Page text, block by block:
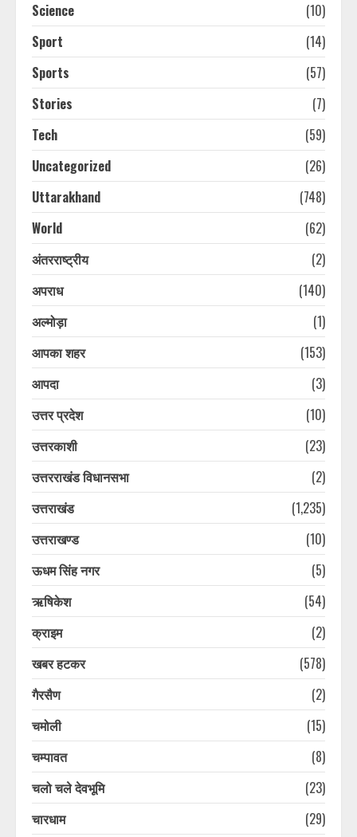
Science
(10)
Sport
(14)
Sports
(57)
Stories
(7)
Tech
(59)
Uncategorized
(26)
Uttarakhand
(748)
World
(62)
अंतरराष्ट्रीय
(2)
अपराध
(140)
अल्मोड़ा
(1)
आपका शहर
(153)
आपदा
(3)
उत्तर प्रदेश
(10)
उत्तरकाशी
(23)
उत्तरराखंड विधानसभा
(2)
उत्तराखंड
(1,235)
उत्तराखण्ड
(10)
ऊधम सिंह नगर
(5)
ऋषिकेश
(54)
क्राइम
(2)
खबर हटकर
(578)
गैरसैण
(2)
चमोली
(15)
चम्पावत
(8)
चलो चले देवभूमि
(23)
चारधाम
(29)